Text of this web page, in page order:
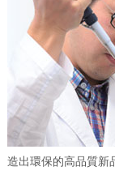
造出環保的高品質新